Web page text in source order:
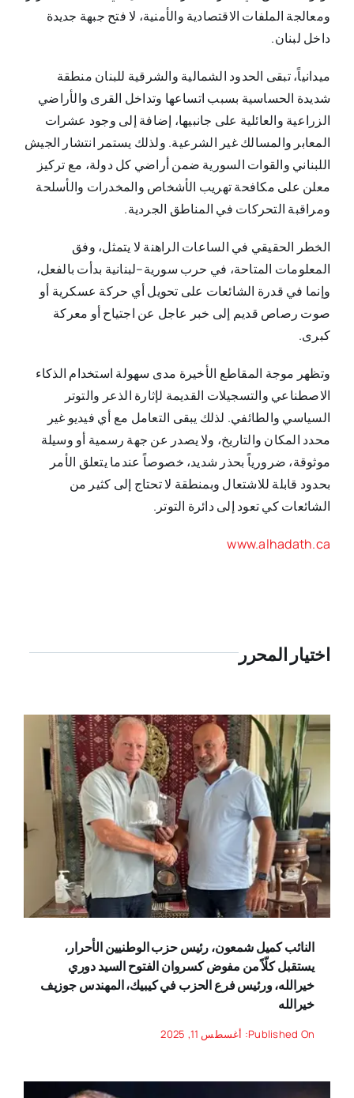
ومعالجة الملفات الاقتصادية والأمنية، لا فتح جبهة جديدة
داخل لبنان.
ميدانياً، تبقى الحدود الشمالية والشرقية للبنان منطقة
شديدة الحساسية بسبب اتساعها وتداخل القرى والأراضي
الزراعية والعائلية على جانبيها، إضافة إلى وجود عشرات
المعابر والمسالك غير الشرعية. ولذلك يستمر انتشار الجيش
اللبناني والقوات السورية ضمن أراضي كل دولة، مع تركيز
معلن على مكافحة تهريب الأشخاص والمخدرات والأسلحة
ومراقبة التحركات في المناطق الجردية.
الخطر الحقيقي في الساعات الراهنة لا يتمثل، وفق
المعلومات المتاحة، في حرب سورية–لبنانية بدأت بالفعل،
وإنما في قدرة الشائعات على تحويل أي حركة عسكرية أو
صوت رصاص قديم إلى خبر عاجل عن اجتياح أو معركة
كبرى.
وتظهر موجة المقاطع الأخيرة مدى سهولة استخدام الذكاء
الاصطناعي والتسجيلات القديمة لإثارة الذعر والتوتر
السياسي والطائفي. لذلك يبقى التعامل مع أي فيديو غير
محدد المكان والتاريخ، ولا يصدر عن جهة رسمية أو وسيلة
موثوقة، ضرورياً بحذر شديد، خصوصاً عندما يتعلق الأمر
بحدود قابلة للاشتعال وبمنطقة لا تحتاج إلى كثير من
الشائعات كي تعود إلى دائرة التوتر.
www.alhadath.ca
اختيار المحرر
النائب كميل شمعون، رئيس حزب الوطنيين الأحرار،
يستقبل كلّاً من مفوض كسروان الفتوح السيد دوري
خيرالله، ورئيس فرع الحزب في كيبيك، المهندس جوزيف
خيرالله
Published On: أغسطس 11, 2025